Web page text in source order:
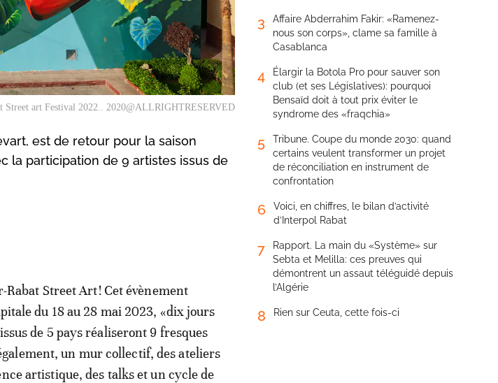
Street art Festival 2022.. 2020@ALLRIGHTRESERVED
est de retour pour la saison
la participation de 9 artistes issus de
Rabat Street Art! Cet évènement
du 18 au 28 mai 2023, «dix jours
de 5 pays réaliseront 9 fresques
un mur collectif, des ateliers
artistique, des talks et un cycle de
3
Affaire Abderrahim Fakir: «Ramenez-
nous son corps», clame sa famille à
Casablanca
4
Élargir la Botola Pro pour sauver son
club (et ses Législatives): pourquoi
Bensaïd doit à tout prix éviter le
syndrome des «fraqchia»
5
Tribune. Coupe du monde 2030: quand
certains veulent transformer un projet
de réconciliation en instrument de
confrontation
6
Voici, en chiffres, le bilan d’activité
d’Interpol Rabat
7
Rapport. La main du «Système» sur
Sebta et Melilla: ces preuves qui
démontrent un assaut téléguidé depuis
l’Algérie
8 Rien sur Ceuta, cette fois-ci